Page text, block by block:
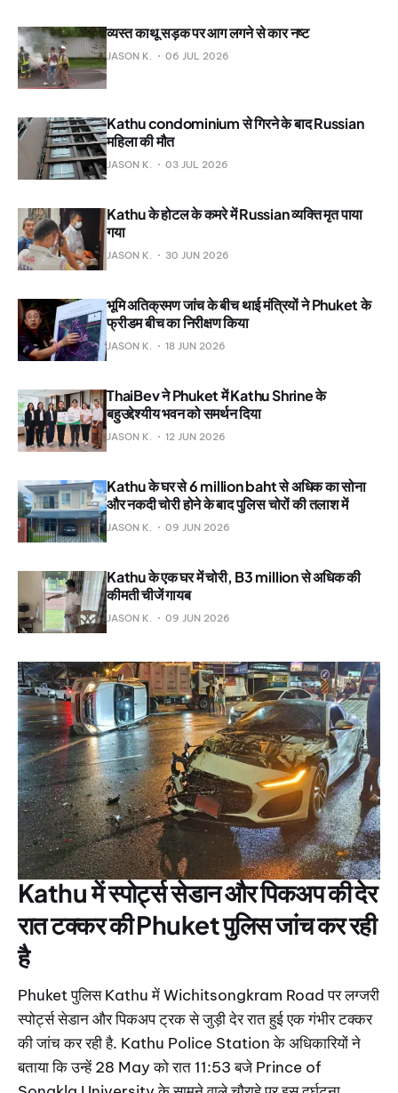
व्यस्त काथू सड़क पर आग लगने से कार नष्ट
JASON K. 06 JUL 2026
Kathu condominium से गिरने के बाद Russian
महिला की मौत
JASON K. 03 JUL 2026
Kathu के होटल के कमरे में Russian व्यक्ति मृत पाया
गया
JASON K. 30 JUN 2026
भूमि अतिक्रमण जांच के बीच थाई मंत्रियों ने Phuket के
फ्रीडम बीच का निरीक्षण किया
JASON K. 18 JUN 2026
ThaiBev ने Phuket में Kathu Shrine के
बहुउद्देश्यीय भवन को समर्थन दिया
JASON K. 12 JUN 2026
Kathu के घर से 6 million baht से अधिक का सोना
और नकदी चोरी होने के बाद पुलिस चोरों की तलाश में
JASON K. 09 JUN 2026
Kathu के एक घर में चोरी, B3 million से अधिक की
कीमती चीजें गायब
JASON K. 09 JUN 2026
Kathu में स्पोर्ट्स सेडान और पिकअप की देर
रात टक्कर की Phuket पुलिस जांच कर रही
है
Phuket पुलिस Kathu में Wichitsongkram Road पर लग्जरी
स्पोर्ट्स सेडान और पिकअप ट्रक से जुड़ी देर रात हुई एक गंभीर टक्कर
की जांच कर रही है. Kathu Police Station के अधिकारियों ने
बताया कि उन्हें 28 May को रात 11:53 बजे Prince of